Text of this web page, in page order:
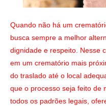
Quando não há um
busca sempre a melhor
dignidade e respeito. Nesse
em um crematório mais
do traslado até o local
que o processo seja feito de
todos os padrões legais,